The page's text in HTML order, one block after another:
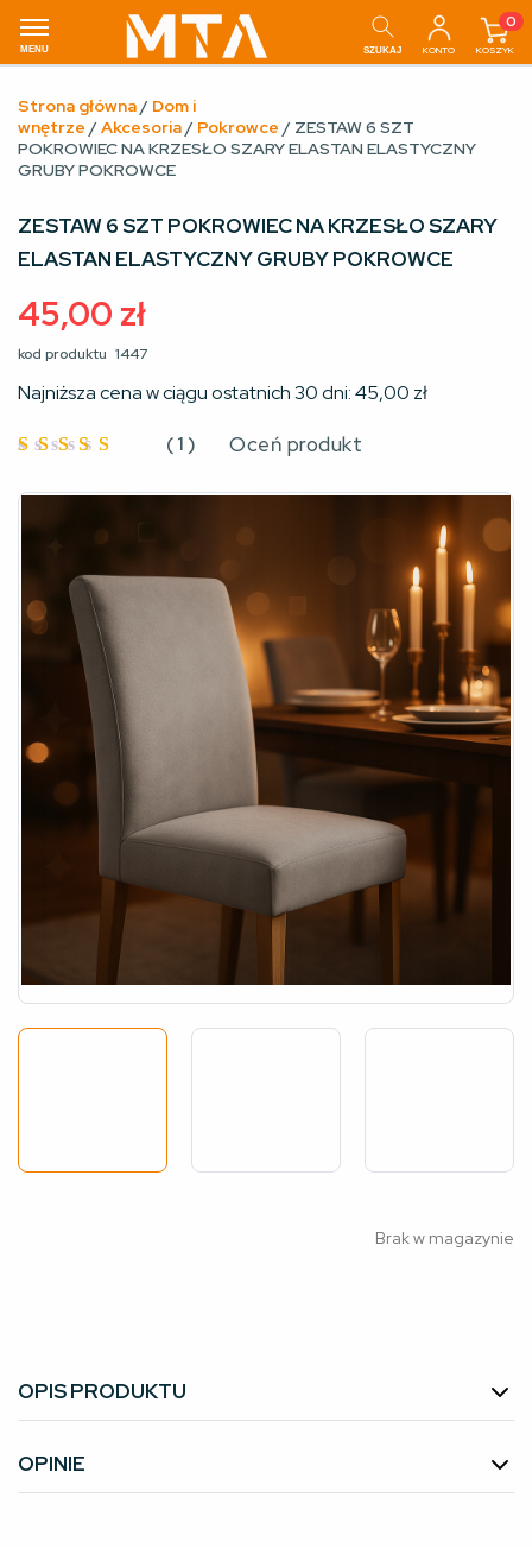
MENU SZUKAJ KONTO
0
KOSZYK
Strona główna/ Dom i
wnętrze / Akcesoria/ Pokrowce / ZESTAW 6 SZT
POKROWIEC NA KRZESŁO SZARY ELASTAN ELASTYCZNY
GRUBY POKROWCE
ZESTAW 6 SZT POKROWIEC NA KRZESŁO SZARY
ELASTAN ELASTYCZNY GRUBY POKROWCE
45,00 zł
kod produktu 1447
Najniższa cena w ciągu ostatnich 30 dni:45,00 zł
5na 5
(1 ) Oceń produkt
Brak w magazynie
OPIS PRODUKTU
OPINIE